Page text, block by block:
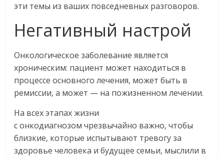
эти темы из ваших повседневных разговоров.
Негативный настрой
Онкологическое заболевание является
хроническим: пациент может находиться в
процессе основного лечения, может быть в
ремиссии, а может — на пожизненном лечении.
На всех этапах жизни
с онкодиагнозом чрезвычайно важно, чтобы
близкие, которые испытывают тревогу за
здоровье человека и будущее семьи, мыслили в